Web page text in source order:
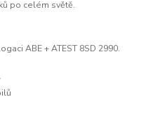
po celém světě.
ABE + ATEST 8SD 2990.